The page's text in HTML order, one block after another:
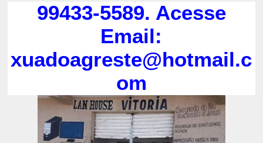
99433-5589. Acesse
Email:
xuadoagreste@hotmail.c
om